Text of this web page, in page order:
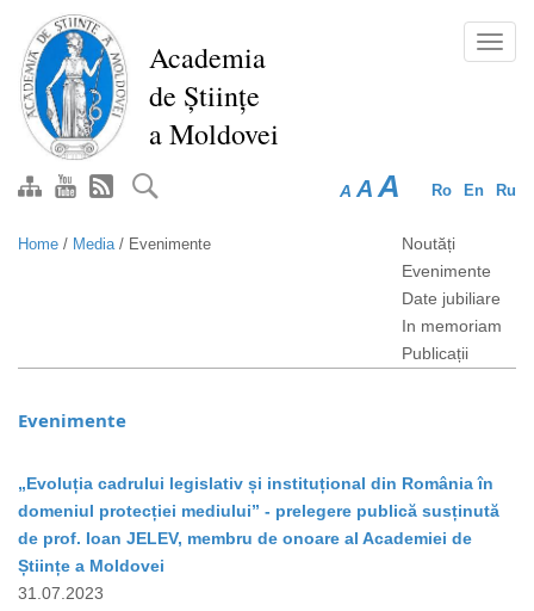
main
content
Academia
de Științe
a Moldovei
Ro En Ru
A A A
Home / Media/ Evenimente
Noutăți
Evenimente
Date jubiliare
In memoriam
Publicații
Evenimente
„Evoluția cadrului legislativ și instituțional din România în
domeniul protecției mediului” - prelegere publică susținută
de prof. Ioan JELEV, membru de onoare al Academiei de
Științe a Moldovei
31.07.2023